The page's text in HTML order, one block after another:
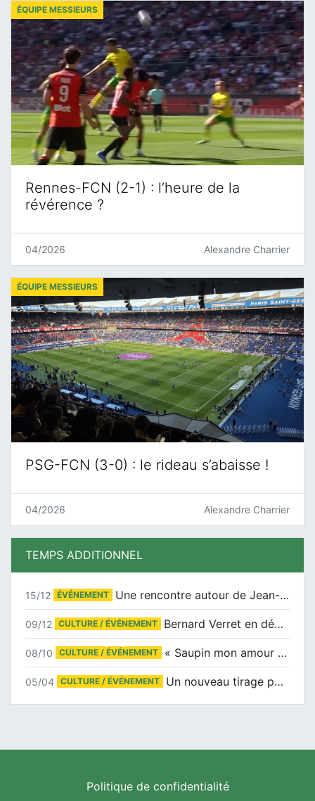
Rennes-FCN (2-1) : l’heure de la
révérence ?
ÉQUIPE MESSIEURS
04/2026 Alexandre Charrier
PSG-FCN (3-0) : le rideau s’abaisse !
ÉQUIPE MESSIEURS
04/2026 Alexandre Charrier
TEMPS ADDITIONNEL
15/12 ÉVÉNEMENT Une rencontre autour de Jean-Claude Suaudeau
09/12 CULTURE / ÉVÉNEMENT Bernard Verret en dédicaces le samedi 13 décembre à l’Espace Culturel Atlantis
08/10 CULTURE / ÉVÉNEMENT « Saupin mon amour » au salon du livre de Trentemoult
05/04 CULTURE / ÉVÉNEMENT Un nouveau tirage pour le Docu-BD
Politique de confidentialité